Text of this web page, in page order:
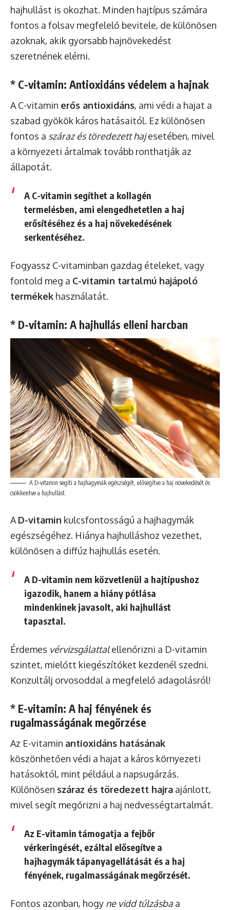
hajhullást is okozhat. Minden hajtípus számára
fontos a folsav megfelelő bevitele, de különösen
azoknak, akik gyorsabb hajnövekedést
szeretnének elérni.
* C-vitamin: Antioxidáns védelem a hajnak
A C-vitamin erős antioxidáns, ami védi a hajat a
szabad gyökök káros hatásaitól. Ez különösen
fontos a száraz és töredezett hajesetében, mivel
a környezeti ártalmak tovább ronthatják az
állapotát.
A C-vitamin segíthet a kollagén
termelésben, ami elengedhetetlen a haj
erősítéséhez és a haj növekedésének
serkentéséhez.
Fogyassz C-vitaminban gazdag ételeket, vagy
fontold meg a C-vitamin tartalmú hajápoló
termékek használatát.
* D-vitamin: A hajhullás elleni harcban
A D-vitamin segíti a hajhagymák egészségét, elősegítve a haj növekedését és
csökkentve a hajhullást.
A D-vitamin kulcsfontosságú a hajhagymák
egészségéhez. Hiánya hajhulláshoz vezethet,
különösen a diffúz hajhullás esetén.
A D-vitamin nem közvetlenül a hajtípushoz
igazodik, hanem a hiány pótlása
mindenkinek javasolt, aki hajhullást
tapasztal.
Érdemes vérvizsgálattalellenőrizni a D-vitamin
szintet, mielőtt kiegészítőket kezdenél szedni.
Konzultálj orvosoddal a megfelelő adagolásról!
* E-vitamin: A haj fényének és
rugalmasságának megőrzése
Az E-vitamin antioxidáns hatásának
köszönhetően védi a hajat a káros környezeti
hatásoktól, mint például a napsugárzás.
Különösen száraz és töredezett hajra ajánlott,
mivel segít megőrizni a haj nedvességtartalmát.
Az E-vitamin támogatja a fejbőr
vérkeringését, ezáltal elősegítve a
hajhagymák tápanyagellátását és a haj
fényének, rugalmasságának megőrzését.
Fontos azonban, hogy ne vidd túlzásbaa